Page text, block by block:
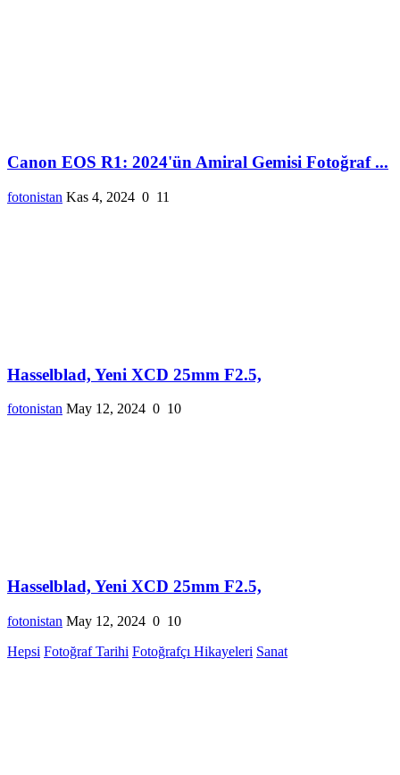
Canon EOS R1: 2024'ün Amiral Gemisi Fotoğraf ...
fotonistan Kas 4, 2024 0 11
Hasselblad, Yeni XCD 25mm F2.5,
fotonistan May 12, 2024 0 10
Hasselblad, Yeni XCD 25mm F2.5,
fotonistan May 12, 2024 0 10
Hepsi Fotoğraf Tarihi Fotoğrafçı Hikayeleri Sanat